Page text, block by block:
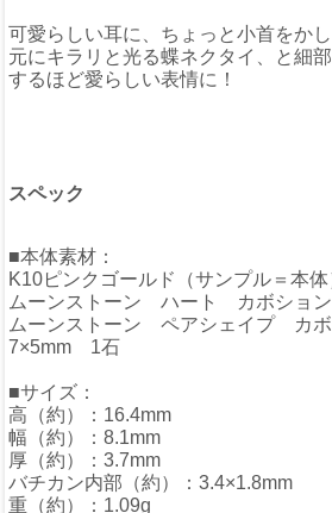
可愛らしい耳に、ちょっと小首をか
元にキラリと光る蝶ネクタイ、と細
するほど愛らしい表情に！
スペック
■本体素材：
K10ピンクゴールド（サンプル＝本体
ムーンストーン ハート カボショ
ムーンストーン ペアシェイプ カボ
7×5mm 1石
■サイズ：
高（約）：16.4mm
幅（約）：8.1mm
厚（約）：3.7mm
バチカン内部（約）：3.4×1.8mm
重（約）：1.09g